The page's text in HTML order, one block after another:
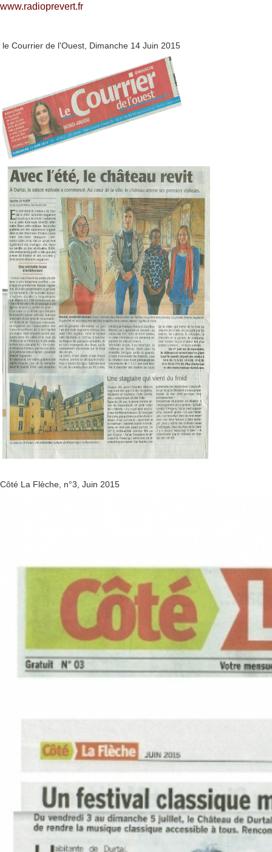
www.radioprevert.fr
le Courrier de l'Ouest, Dimanche 14 Juin 2015
Côté La Flèche, n°3, Juin 2015